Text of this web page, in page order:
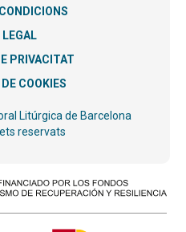
LEGAL
PRIVACITAT
COOKIES
Litúrgica de Barcelona
reservats